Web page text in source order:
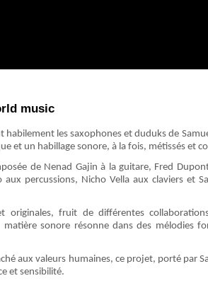
music
habilement les saxophones et duduks de
et un habillage sonore, à la fois, métissés et
de Nenad Gajin à la guitare, Fred
percussions, Nicho Vella aux claviers et
originales, fruit de différentes
sonore résonne dans des mélodies
aux valeurs humaines, ce projet, porté par
et sensibilité.